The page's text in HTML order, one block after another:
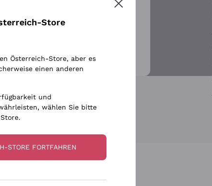
Chardonnay
Datenschutz-Bestimmungen
Store
Österreich-Store, aber es
einen anderen
und
wählen Sie bitte
STORE FORTFAHREN